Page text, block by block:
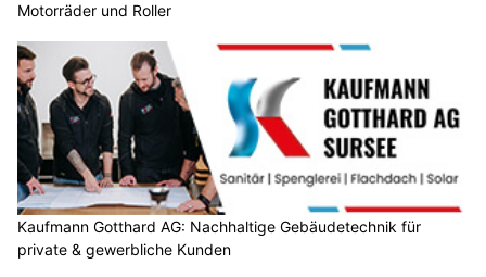
Motorräder und Roller
Kaufmann Gotthard AG: Nachhaltige Gebäudetechnik für
private & gewerbliche Kunden